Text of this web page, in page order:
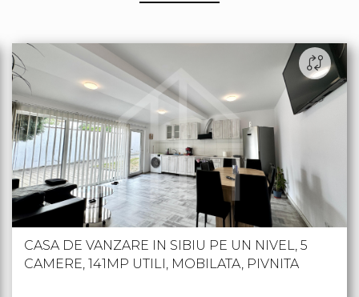
CASA DE VANZARE IN SIBIU PE UN NIVEL, 5
CAMERE, 141MP UTILI, MOBILATA, PIVNITA